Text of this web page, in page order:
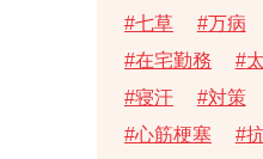
七草
万病
在宅勤務
寝汗
対策
心筋梗塞